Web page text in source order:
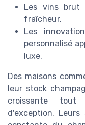
Les vins brut
fraîcheur.
Les
personnalisé
luxe.
Des maisons
leur stock
croissante
d'exception.